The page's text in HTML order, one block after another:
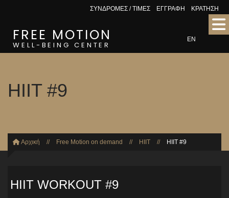
ΣΥΝΔΡΟΜΕΣ / ΤΙΜΕΣ ΕΓΓΡΑΦΗ ΚΡΑΤΗΣΗ
FREE MOTION
WELL-BEING CENTER
EN
HIIT #9
Αρχική // Free Motion on demand // HIIT // HIIT #9
HIIT WORKOUT #9